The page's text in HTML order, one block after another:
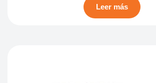
Leer más